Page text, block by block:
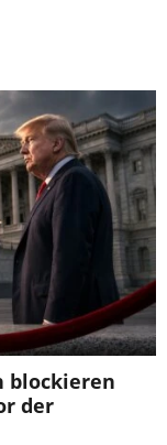
blockieren
der